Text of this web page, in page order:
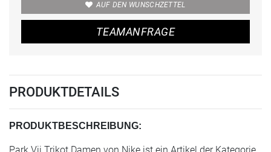
AUF DEN WUNSCHZETTEL
TEAMANFRAGE
PRODUKTDETAILS
PRODUKTBESCHREIBUNG: